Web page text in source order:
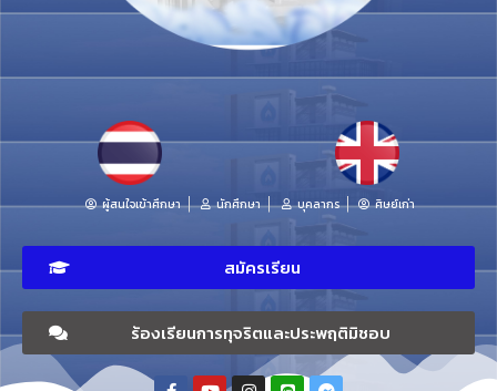
ผู้สนใจเข้าศึกษา นักศึกษา บุคลากร ศิษย์เก่า
สมัครเรียน
ร้องเรียนการทุจริตและประพฤติมิชอบ